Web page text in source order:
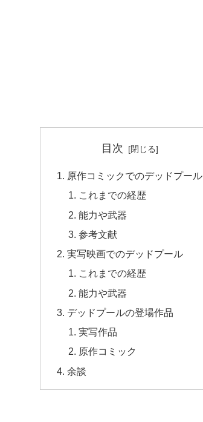
目次
原作コミックでのデッドプール
これまでの経歴
能力や武器
参考文献
実写映画でのデッドプール
これまでの経歴
能力や武器
デッドプールの登場作品
実写作品
原作コミック
余談